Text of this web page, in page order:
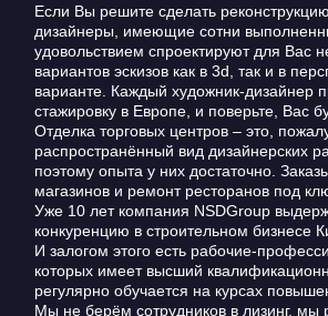
Если Вы решите сделать
дизайнеры, имеющие сотни
удовольствием спроектируют для Вас
вариантов эскизов как в 3d, так и в
варианте. Каждый художник-дизайнер
стажировку в Европе, и поверьте, Вас
Отделка торговых центров – это,
распространённый вид дизайнерских
поэтому опыта у них достаточно.
магазинов и ремонт ресторанов под
Уже 10 лет компания NSDGroup
конкуренцию в строительном бизнесе
И залогом этого есть рабочие-
которых имеет высший
регулярно обучается на курсах
Мы не берём сотрудников в лизинг, мы